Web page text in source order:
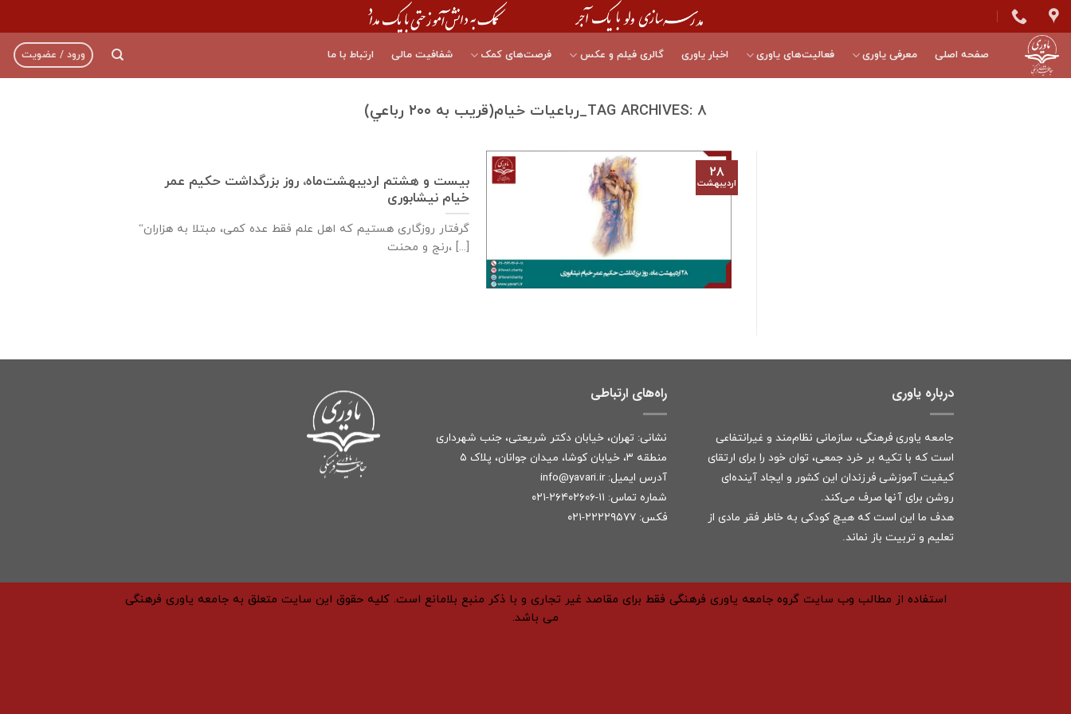
Skip
to
content
صفحه اصلی معرفی یاوری فعالیت‌های یاوری اخبار یاوری گالری فیلم و عکس فرصت‌های کمک شفافیت مالی ارتباط با ما ورود / عضویت
TAG ARCHIVES: ۸_رباعيات خيام(قريب به ۲۰۰ رباعي)
بيست و هشتم اردیبهشت‌ماه، روز بزرگداشت حكيم عمر
خيام نيشابوری
“گرفتار روزگاری هستيم كه اهل علم فقط عده كمی، مبتلا به هزاران
رنج و محنت، [...]
۲۸
اردیبهشت
درباره یاوری
جامعه یاوری فرهنگی، سازمانی نظام‌مند و غیرانتفاعی
است که با تکیه بر خرد جمعی، توان خود را برای ارتقای
کیفیت آموزشی فرزندان این کشور و ایجاد آینده‌ای
روشن برای آنها صرف می‌کند.
هدف ما این است که هیچ کودکی به خاطر فقر مادی از
تعلیم و تربیت باز نماند.
راه‌های ارتباطی
نشانی: تهران، خیابان دکتر شریعتی، جنب شهرداری
منطقه ۳، خیابان کوشا، میدان جوانان، پلاک ۵
آدرس ایمیل: info@yavari.ir
شماره تماس: ۱۱-۲۶۴۰۲۶۰۶-۰۲۱
فکس: ۲۲۲۲۹۵۷۷-۰۲۱
استفاده از مطالب وب سایت گروه جامعه یاوری فرهنگی فقط برای مقاصد غیر تجاری و با ذکر منبع بلامانع است. کلیه حقوق این سایت متعلق به جامعه یاوری فرهنگی
می باشد.